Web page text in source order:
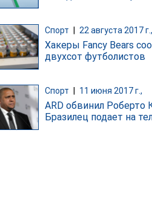
Спорт | 22 августа 2017 г.,
Хакеры Fancy Bears
двухсот футболистов
Спорт 11 июня 2017 г.,
ARD обвинил Роберто
Бразилец подает на